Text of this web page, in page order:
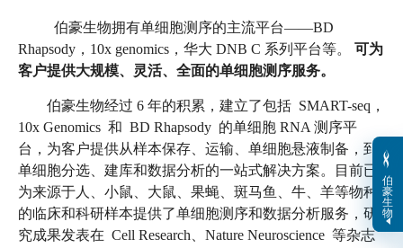
伯豪生物拥有单细胞测序的主流平台——BD
Rhapsody，10x genomics，华大 DNB C 系列平台等。
可为
客户提供大规模、灵活、全面的单细胞测序服务。
伯豪生物经过 6 年的积累，建立了包括 SMART-seq，
10x Genomics 和 BD Rhapsody 的单细胞 RNA 测序平
台，为客户提供从样本保存、运输、单细胞悬液制备，到
单细胞分选、建库和数据分析的一站式解决方案。目前已
为来源于人、小鼠、大鼠、果蝇、斑马鱼、牛、羊等物种
的临床和科研样本提供了单细胞测序和数据分析服务，研
究成果发表在 Cell Research、Nature Neuroscience 等杂志
伯
豪
生
物